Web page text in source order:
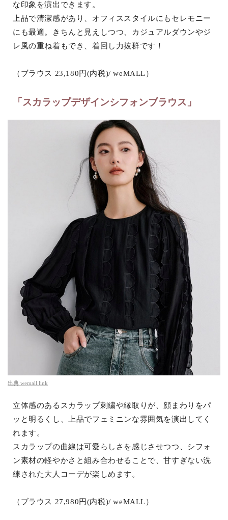
な印象を演出できます。
上品で清潔感があり、オフィススタイルにもセレモニー
にも最適。きちんと見えしつつ、カジュアルダウンやジ
レ風の重ね着もでき、着回し力抜群です！
（ブラウス 23,180円(内税)/ weMALL）
「スカラップデザインシフォンブラウス」
出典 wemall.link
立体感のあるスカラップ刺繍や縁取りが、顔まわりをパ
ッと明るくし、上品でフェミニンな雰囲気を演出してく
れます。
スカラップの曲線は可愛らしさを感じさせつつ、シフォ
ン素材の軽やかさと組み合わせることで、甘すぎない洗
練された大人コーデが楽しめます。
（ブラウス 27,980円(内税)/ weMALL）